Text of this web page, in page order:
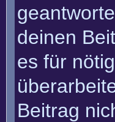
deinen
es für
Beitrag